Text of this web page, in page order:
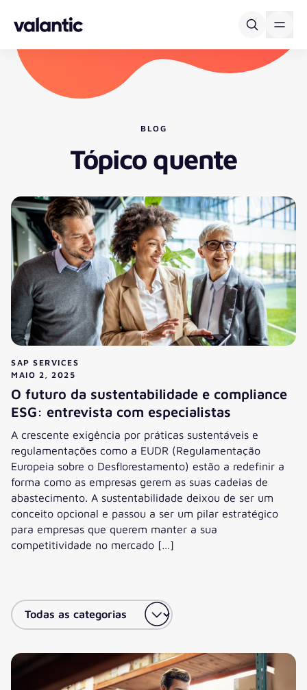
BLOG
Tópico quente
SAP SERVICES
MAIO 2, 2025
O futuro da sustentabilidade e compliance
ESG: entrevista com especialistas
A crescente exigência por práticas sustentáveis e
regulamentações como a EUDR (Regulamentação
Europeia sobre o Desflorestamento) estão a redefinir a
forma como as empresas gerem as suas cadeias de
abastecimento. A sustentabilidade deixou de ser um
conceito opcional e passou a ser um pilar estratégico
para empresas que querem manter a sua
competitividade no mercado […]